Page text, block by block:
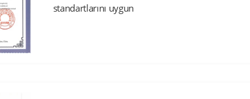
standartlarını uygun